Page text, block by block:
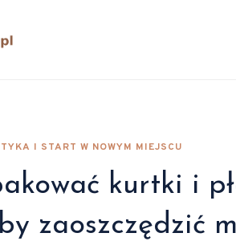
I START W NOWYM MIEJSCU
kurtki i
zaoszczędzić